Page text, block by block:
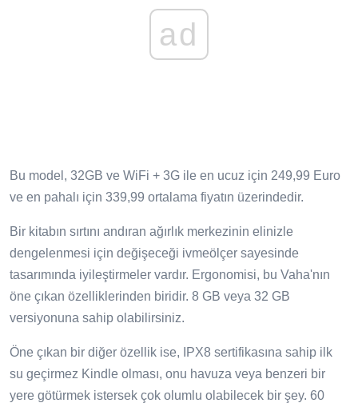
ad
Bu model, 32GB ve WiFi + 3G ile en ucuz için 249,99 Euro
ve en pahalı için 339,99 ortalama fiyatın üzerindedir.
Bir kitabın sırtını andıran ağırlık merkezinin elinizle
dengelenmesi için değişeceği ivmeölçer sayesinde
tasarımında iyileştirmeler vardır. Ergonomisi, bu Vaha'nın
öne çıkan özelliklerinden biridir. 8 GB veya 32 GB
versiyonuna sahip olabilirsiniz.
Öne çıkan bir diğer özellik ise, IPX8 sertifikasına sahip ilk
su geçirmez Kindle olması, onu havuza veya benzeri bir
yere götürmek istersek çok olumlu olabilecek bir şey. 60